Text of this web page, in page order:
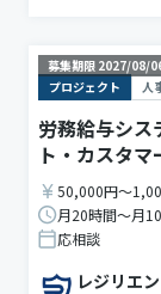
募集期限 2027/08/
プロジェクト
人
労務給与シス
ト・カスタ
50,000円〜
月20時間〜月
応相談
レジリエ